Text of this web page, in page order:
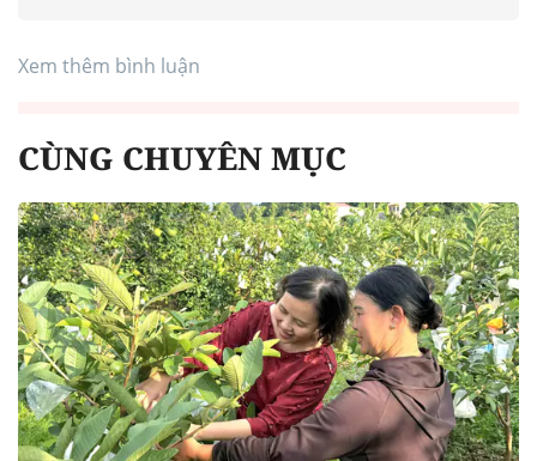
Xem thêm bình luận
CÙNG CHUYÊN MỤC